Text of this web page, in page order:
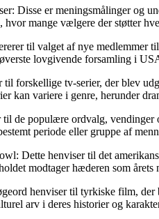
Disse er meningsmålinger og
hvor mange vælgere der støtter
til valget af nye medlemmer
lovgivende forsamling i
til forskellige tv-serier, der blev
kan variere i genre, herunder
til de populære ordvalg,
periode eller gruppe af
Dette henviser til det
modtager hæderen som årets
henviser til tyrkiske film,
arv i deres historier og